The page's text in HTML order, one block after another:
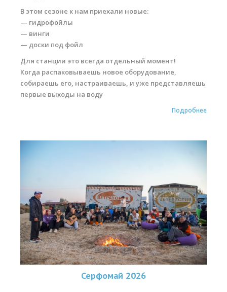
Наши Станции
Ветратория.Вьетнам
В этом сезоне к нам приехали новые:
— гидрофойлы
— винги
— доски под фойл
Для станции это всегда отдельный момент!
Когда распаковываешь новое оборудование,
собираешь его, настраиваешь, и уже представляешь
первые выходы на воду
Подробнее
Серфомай 2026